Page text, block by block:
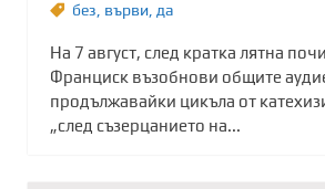
без, върви, да
На 7 август, след кратка лятна
Франциск възобнови общите
продължавайки цикъла от
„след съзерцанието на...